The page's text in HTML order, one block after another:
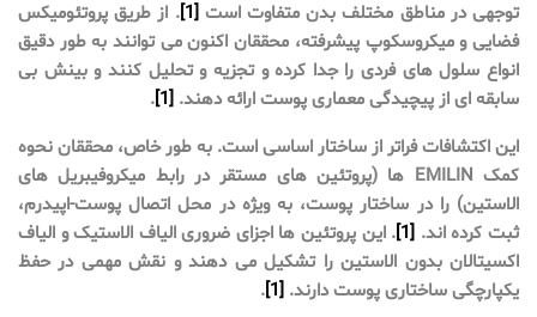
توجهی در مناطق مختلف بدن متفاوت است [1] . از طریق پروتئومیکس
فضایی و میکروسکوپ پیشرفته، محققان اکنون می توانند به طور دقیق
انواع سلول های فردی را جدا کرده و تجزیه و تحلیل کنند و بینش بی
سابقه ای از پیچیدگی معماری پوست ارائه دهند. [1]
.
این اکتشافات فراتر از ساختار اساسی است. به طور خاص، محققان نحوه
کمک EMILIN ها (پروتئین های مستقر در رابط میکروفیبریل های
الاستین) را در ساختار پوست، به ویژه در محل اتصال پوست-اپیدرم،
ثبت کرده اند. [1] . این پروتئین ها اجزای ضروری الیاف الاستیک و الیاف
اکسیتالان بدون الاستین را تشکیل می دهند و نقش مهمی در حفظ
یکپارچگی ساختاری پوست دارند. [1]
.